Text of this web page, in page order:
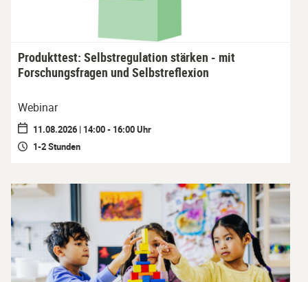
Produkttest: Selbstregulation stärken - mit
Forschungsfragen und Selbstreflexion
Webinar
11.08.2026 | 14:00 - 16:00 Uhr
1-2 Stunden